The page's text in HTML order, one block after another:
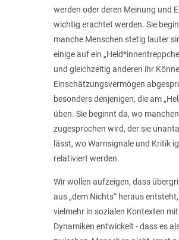
werden oder deren Meinung und
wichtig erachtet werden. Sie
manche Menschen stetig lauter
einige auf ein
und gleichzeitig anderen ihr
Einschätzungsvermögen
besonders denjenigen, die am
üben. Sie beginnt da, wo
zugesprochen wird, der sie
lässt, wo Warnsignale und Kritik
relativiert werden.
Wir wollen aufzeigen, dass
aus „dem Nichts“ heraus
vielmehr in sozialen Kontexten
Dynamiken entwickelt - dass es